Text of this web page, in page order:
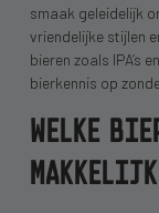
smaak geleidelijk
vriendelijke stijlen
bieren zoals IPA’s
bierkennis op
WELKE